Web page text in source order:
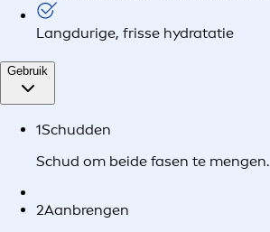
Langdurige, frisse hydratatie
Gebruik
1Schudden
Schud om beide fasen te mengen.
2Aanbrengen